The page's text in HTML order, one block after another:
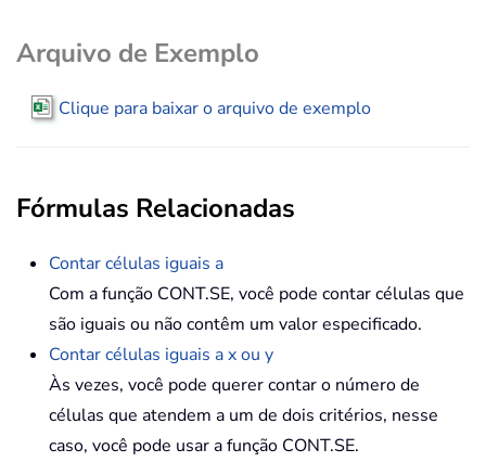
Arquivo de Exemplo
Clique para baixar o arquivo de exemplo
Fórmulas Relacionadas
Contar células iguais a
Com a função CONT.SE, você pode contar células que
são iguais ou não contêm um valor especificado.
Contar células iguais a x ou y
Às vezes, você pode querer contar o número de
células que atendem a um de dois critérios, nesse
caso, você pode usar a função CONT.SE.